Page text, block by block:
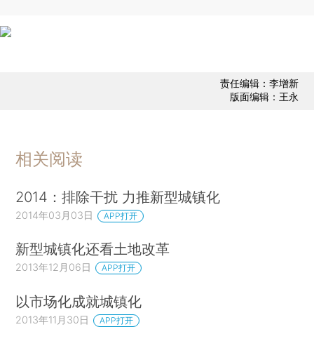
责任编辑：李增新
版面编辑：王永
相关阅读
2014：排除干扰 力推新型城镇化
2014年03月03日 APP打开
新型城镇化还看土地改革
2013年12月06日 APP打开
以市场化成就城镇化
2013年11月30日 APP打开